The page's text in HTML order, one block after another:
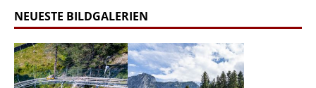
NEUESTE BILDGALERIEN